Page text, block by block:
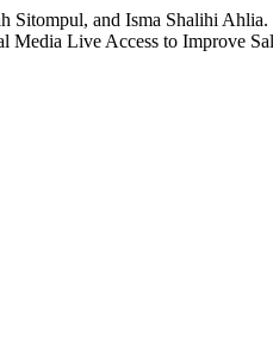
and Isma Shalihi
Live Access to Improve